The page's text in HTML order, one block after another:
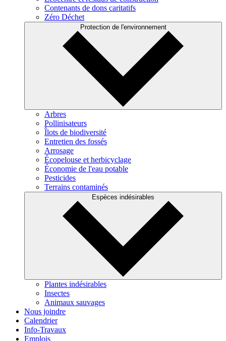
Contenants de dons caritatifs
Zéro Déchet
Protection de l'environnement
Arbres
Pollinisateurs
Îlots de biodiversité
Entretien des fossés
Arrosage
Écopelouse et herbicyclage
Économie de l'eau potable
Pesticides
Terrains contaminés
Espèces indésirables
Plantes indésirables
Insectes
Animaux sauvages
Nous joindre
Calendrier
Info-Travaux
Emplois